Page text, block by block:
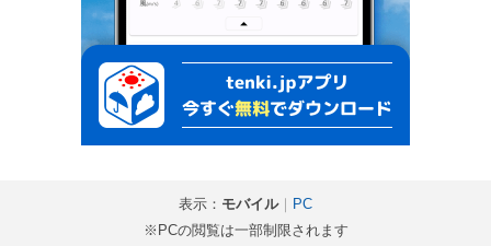
表示： モバイル｜ PC
※PCの閲覧は一部制限されます